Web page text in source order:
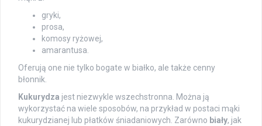
gryki,
prosa,
komosy ryżowej,
amarantusa.
Oferują one nie tylko bogate w białko, ale także cenny
błonnik.
Kukurydza jest niezwykle wszechstronna. Można ją
wykorzystać na wiele sposobów, na przykład w postaci mąki
kukurydzianej lub płatków śniadaniowych. Zarówno biały, jak